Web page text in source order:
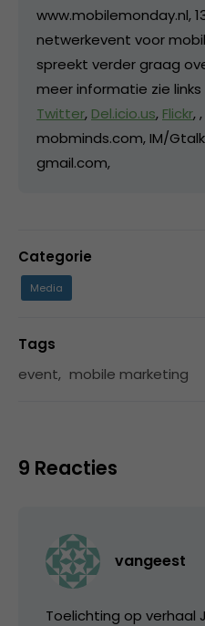
www.mobilemonday.nl,
netwerkevent voor
spreekt verder graag
meer informatie zie links
Twitter, Del.icio.us, Flickr,,
mobminds.com, IM/
gmail.com,
Categorie
Media
Tags
event, mobile marketing
9 Reacties
vangeest
Toelichting op verhaal